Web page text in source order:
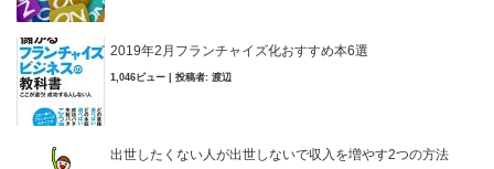
2019年2月フランチャイズ化おすすめ本6選
1,046ビュー 投稿者: 渡辺
出世したくない人が出世しないで収入を増やす2つの方法